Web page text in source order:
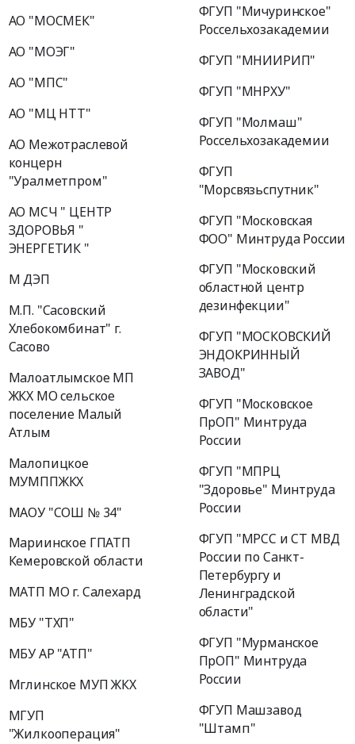
АО "МОСМЕК"
АО "МОЭГ"
АО "МПС"
АО "МЦ НТТ"
АО Межотраслевой
концерн
"Уралметпром"
АО МСЧ " ЦЕНТР
ЗДОРОВЬЯ "
ЭНЕРГЕТИК "
М ДЭП
М.П. "Сасовский
Хлебокомбинат" г.
Сасово
Малоатлымское МП
ЖКХ МО сельское
поселение Малый
Атлым
Малопицкое
МУМППЖКХ
МАОУ "СОШ № 34"
Мариинское ГПАТП
Кемеровской области
МАТП МО г. Салехард
МБУ "ТХП"
МБУ АР "АТП"
Мглинское МУП ЖКХ
МГУП
"Жилкооперация"
ФГУП "Мичуринское"
Россельхозакадемии
ФГУП "МНИИРИП"
ФГУП "МНРХУ"
ФГУП "Молмаш"
Россельхозакадемии
ФГУП
"Морсвязьспутник"
ФГУП "Московская
ФОО" Минтруда России
ФГУП "Московский
областной центр
дезинфекции"
ФГУП "МОСКОВСКИЙ
ЭНДОКРИННЫЙ
ЗАВОД"
ФГУП "Московское
ПрОП" Минтруда
России
ФГУП "МПРЦ
"Здоровье" Минтруда
России
ФГУП "МРСС и СТ МВД
России по Санкт-
Петербургу и
Ленинградской
области"
ФГУП "Мурманское
ПрОП" Минтруда
России
ФГУП Машзавод
"Штамп"